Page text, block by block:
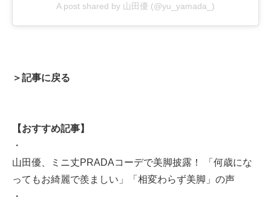
A post shared by 山田優 (@yu_yamada_)
＞記事に戻る
【おすすめ記事】
・
山田優、ミニ丈PRADAコーデで美脚披露！ 「何歳にな
ってもお綺麗で羨ましい」「相変わらず美脚」の声
・